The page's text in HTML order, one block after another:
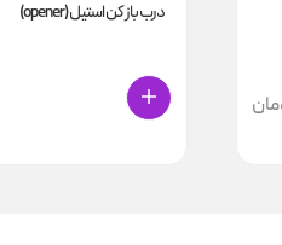
درب باز کن استیل (opener)